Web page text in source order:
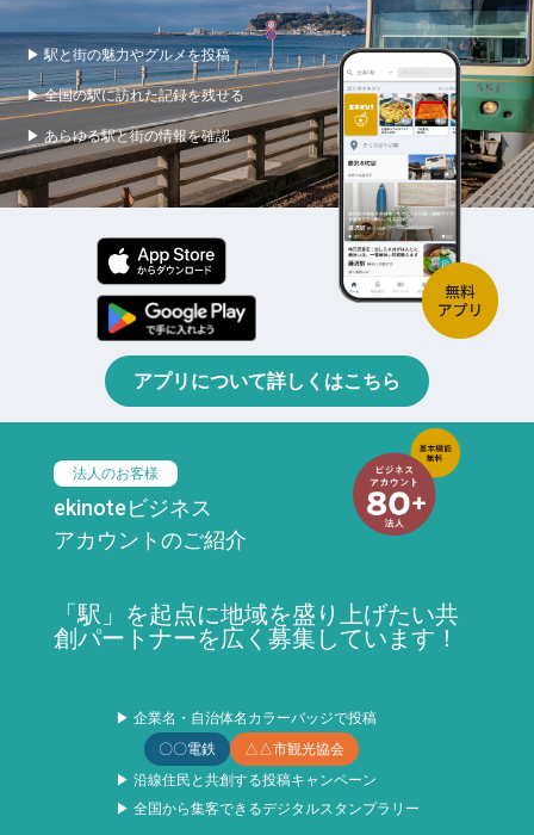
▶ 駅と街の魅力やグルメを投稿
▶ 全国の駅に訪れた記録を残せる
▶ あらゆる駅と街の情報を確認
アプリについて詳しくはこちら
法人のお客様
ekinoteビジネス
アカウントのご紹介
「駅」を起点に地域を盛り上げたい共
創パートナーを広く募集しています！
▶ 企業名・自治体名カラーバッジで投稿
〇〇電鉄
△△市観光協会
▶ 沿線住民と共創する投稿キャンペーン
▶ 全国から集客できるデジタルスタンプラリー